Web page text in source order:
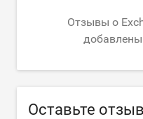
Отзывы о
Оставьте